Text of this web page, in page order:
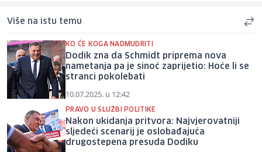
Više na istu temu
KO ĆE KOGA NADMUDRITI
Dodik zna da Schmidt priprema nova
nametanja pa je sinoć zaprijetio: Hoće li se
stranci pokolebati
10.07.2025. u 12:42
PRAVO U SLUŽBI POLITIKE
Nakon ukidanja pritvora: Najvjerovatniji
sljedeći scenarij je oslobađajuća
drugostepena presuda Dodiku